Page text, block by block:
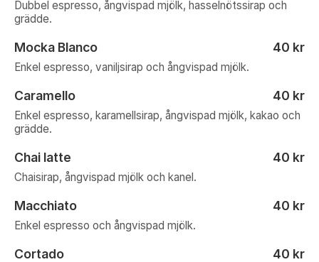
Dubbel espresso, ångvispad mjölk, hasselnötssirap och
grädde.
Mocka Blanco 40 kr
Enkel espresso, vaniljsirap och ångvispad mjölk.
Caramello 40 kr
Enkel espresso, karamellsirap, ångvispad mjölk, kakao och
grädde.
Chai latte 40 kr
Chaisirap, ångvispad mjölk och kanel.
Macchiato 40 kr
Enkel espresso och ångvispad mjölk.
Cortado 40 kr